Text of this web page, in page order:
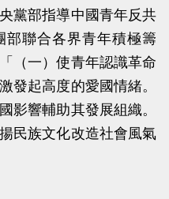
黨部指導中國青年反共
部聯合各界青年積極籌
（一）使青年認識革命
發起高度的愛國情緒。
影響輔助其發展組織。
民族文化改造社會風氣